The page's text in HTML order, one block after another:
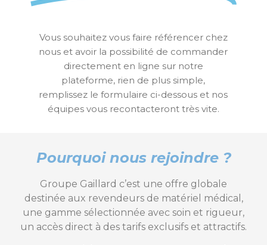
Vous souhaitez vous faire référencer chez
nous et avoir la possibilité de commander
directement en ligne sur notre
plateforme, rien de plus simple,
remplissez le formulaire ci-dessous et nos
équipes vous recontacteront très vite.
Pourquoi nous rejoindre ?
Groupe Gaillard c’est une offre globale
destinée aux revendeurs de matériel médical,
une gamme sélectionnée avec soin et rigueur,
un accès direct à des tarifs exclusifs et attractifs.